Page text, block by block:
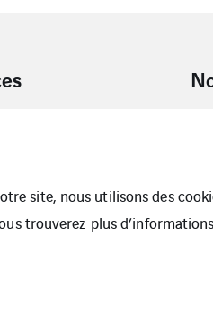
site, nous utilisons des
trouverez plus